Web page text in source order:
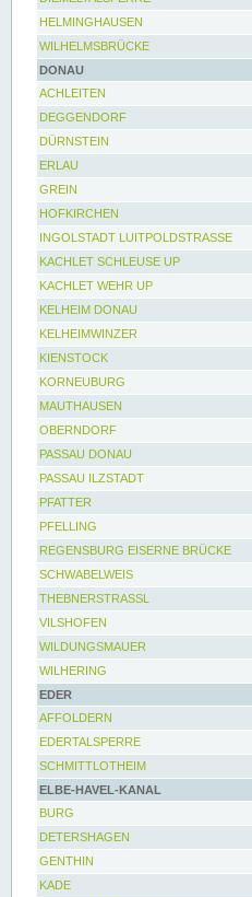
HELMINGHAUSEN
WILHELMSBRÜCKE
DONAU
ACHLEITEN
DEGGENDORF
DÜRNSTEIN
ERLAU
GREIN
HOFKIRCHEN
INGOLSTADT LUITPOLDSTRASSE
KACHLET SCHLEUSE UP
KACHLET WEHR UP
KELHEIM DONAU
KELHEIMWINZER
KIENSTOCK
KORNEUBURG
MAUTHAUSEN
OBERNDORF
PASSAU DONAU
PASSAU ILZSTADT
PFATTER
PFELLING
REGENSBURG EISERNE BRÜCKE
SCHWABELWEIS
THEBNERSTRASSL
VILSHOFEN
WILDUNGSMAUER
WILHERING
EDER
AFFOLDERN
EDERTALSPERRE
SCHMITTLOTHEIM
ELBE-HAVEL-KANAL
BURG
DETERSHAGEN
GENTHIN
KADE